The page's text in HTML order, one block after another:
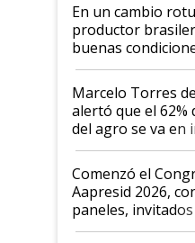
En un cambio
productor
buenas
argentino para
más motivados"
Marcelo Torres
alertó que el 62%
del agro se va en
"No es bueno
Argentina se
las mismas cosas
años"
Comenzó el
Aapresid 2026,
paneles, invitados
todas las